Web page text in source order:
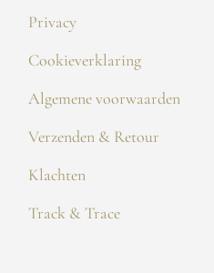
Privacy
Cookieverklaring
Algemene voorwaarden
Verzenden & Retour
Klachten
Track & Trace